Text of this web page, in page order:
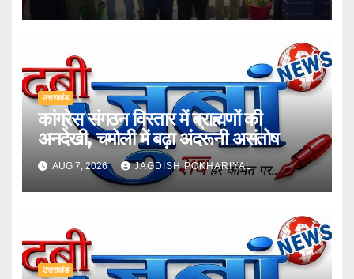
उत्तराखंड
कांग्रेस संगठन विस्तार में ब्राह्मणों की
अनदेखी, चमोली में बढ़ा अंदरूनी असंतोष
AUG 7, 2026 JAGDISH POKHARIYAL
उत्तराखंड